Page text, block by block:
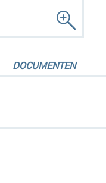
DOCUMENTEN